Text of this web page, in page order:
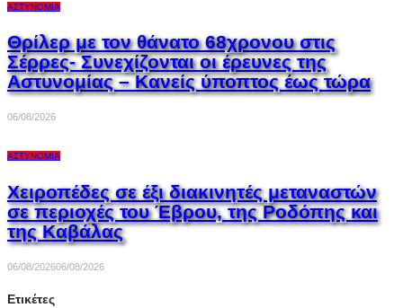
ΑΣΤΥΝΟΜΊΑ
Θρίλερ με τον θάνατο 68χρονου στις
Σέρρες- Συνεχίζονται οι έρευνες της
Αστυνομίας – Κανείς ύποπτος έως τώρα
06/08/2026
ΑΣΤΥΝΟΜΊΑ
Χειροπέδες σε έξι διακινητές μεταναστών
σε περιοχές του Έβρου, της Ροδόπης και
της Καβάλας
06/08/202606/08/2026
Ετικέτες